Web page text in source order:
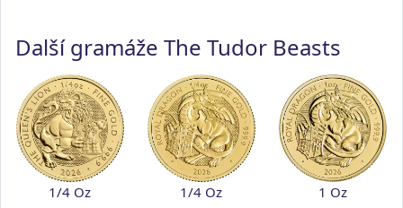
Další gramáže The Tudor Beasts
1/4 Oz 1/4 Oz 1 Oz